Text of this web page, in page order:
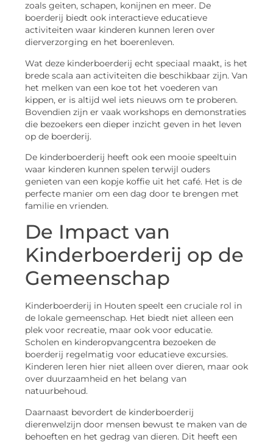
zoals geiten, schapen, konijnen en meer. De
boerderij biedt ook interactieve educatieve
activiteiten waar kinderen kunnen leren over
dierverzorging en het boerenleven.
Wat deze kinderboerderij echt speciaal maakt, is het
brede scala aan activiteiten die beschikbaar zijn. Van
het melken van een koe tot het voederen van
kippen, er is altijd wel iets nieuws om te proberen.
Bovendien zijn er vaak workshops en demonstraties
die bezoekers een dieper inzicht geven in het leven
op de boerderij.
De kinderboerderij heeft ook een mooie speeltuin
waar kinderen kunnen spelen terwijl ouders
genieten van een kopje koffie uit het café. Het is de
perfecte manier om een dag door te brengen met
familie en vrienden.
De Impact van
Kinderboerderij op de
Gemeenschap
Kinderboerderij in Houten speelt een cruciale rol in
de lokale gemeenschap. Het biedt niet alleen een
plek voor recreatie, maar ook voor educatie.
Scholen en kinderopvangcentra bezoeken de
boerderij regelmatig voor educatieve excursies.
Kinderen leren hier niet alleen over dieren, maar ook
over duurzaamheid en het belang van
natuurbehoud.
Daarnaast bevordert de kinderboerderij
dierenwelzijn door mensen bewust te maken van de
behoeften en het gedrag van dieren. Dit heeft een